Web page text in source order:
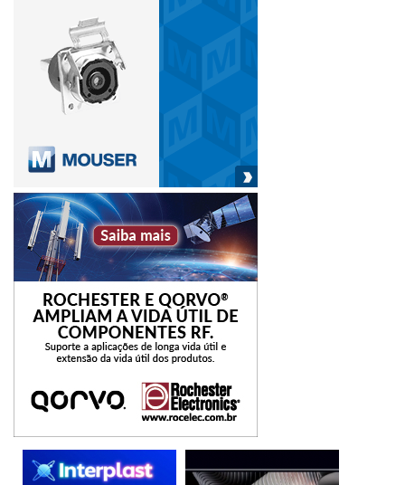
percentual afirmou que, mesmo no cenário pós-
isolamento a empresa continuará adotando medidas de
combate ao novo coronavírus.
As três ações que devem ser incorporadas às rotinas de
98% das indústrias são a disponibilização de materiais de
higiene pessoal, os esforços adicionais de limpeza e
higienização do ambiente de trabalho e dos equipamentos
individuais e a oferta de materiais de higiene pessoal e de
proteção individual, como máscaras e luvas.
A pesquisa foi feita por telefone, com 1.017 executivos
industriais de todas as regiões do Brasil entre os dias 15 e
25 de maio, com intervalo de confiança de 95%. A margem
de erro é de 3 pontos percentuais.
CNI empregos setor industrial